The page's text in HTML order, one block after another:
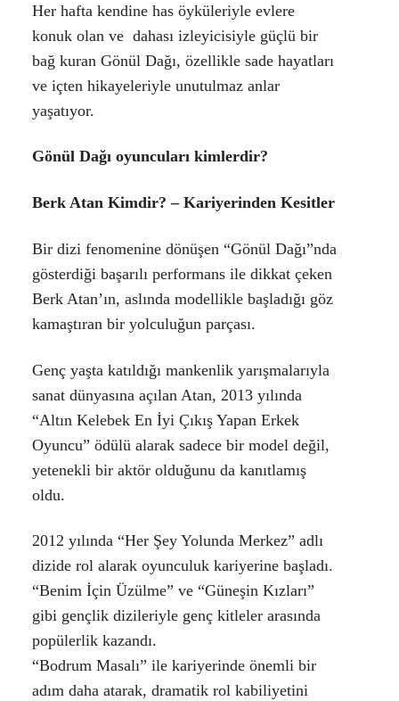
Her hafta kendine has öyküleriyle evlere
konuk olan ve dahası izleyicisiyle güçlü bir
bağ kuran Gönül Dağı, özellikle sade hayatları
ve içten hikayeleriyle unutulmaz anlar
yaşatıyor.
Gönül Dağı oyuncuları kimlerdir?
Berk Atan Kimdir? – Kariyerinden Kesitler
Bir dizi fenomenine dönüşen “Gönül Dağı”nda
gösterdiği başarılı performans ile dikkat çeken
Berk Atan’ın, aslında modellikle başladığı göz
kamaştıran bir yolculuğun parçası.
Genç yaşta katıldığı mankenlik yarışmalarıyla
sanat dünyasına açılan Atan, 2013 yılında
“Altın Kelebek En İyi Çıkış Yapan Erkek
Oyuncu” ödülü alarak sadece bir model değil,
yetenekli bir aktör olduğunu da kanıtlamış
oldu.
2012 yılında “Her Şey Yolunda Merkez” adlı
dizide rol alarak oyunculuk kariyerine başladı.
“Benim İçin Üzülme” ve “Güneşin Kızları”
gibi gençlik dizileriyle genç kitleler arasında
popülerlik kazandı.
“Bodrum Masalı” ile kariyerinde önemli bir
adım daha atarak, dramatik rol kabiliyetini